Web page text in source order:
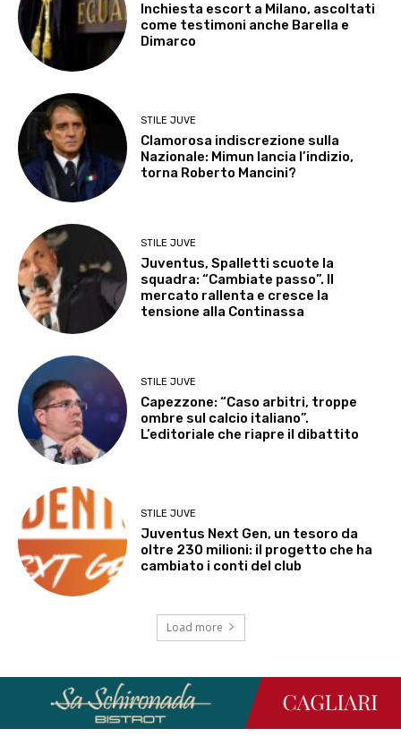
Inchiesta escort a Milano, ascoltati
come testimoni anche Barella e
Dimarco
STILE JUVE
Clamorosa indiscrezione sulla
Nazionale: Mimun lancia l’indizio,
torna Roberto Mancini?
STILE JUVE
Juventus, Spalletti scuote la
squadra: “Cambiate passo”. Il
mercato rallenta e cresce la
tensione alla Continassa
STILE JUVE
Capezzone: “Caso arbitri, troppe
ombre sul calcio italiano”.
L’editoriale che riapre il dibattito
STILE JUVE
Juventus Next Gen, un tesoro da
oltre 230 milioni: il progetto che ha
cambiato i conti del club
Load more